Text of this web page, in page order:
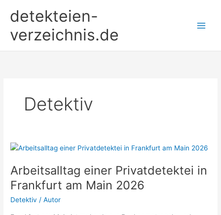
Inhaltdetekteien-
verzeichnis.de
Detektiv
Arbeitsalltag einer Privatdetektei in
Frankfurt am Main 2026
Detektiv /Autor